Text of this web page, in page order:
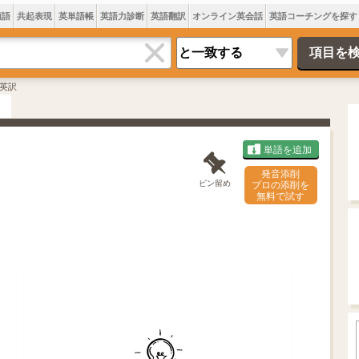
共起表現 英単語帳 英語力診断 英語翻訳 オンライン英会話 英語コーチングを探す
訳
ピン留め
単語を追加
発音添削
プロの添削を
無料で試す